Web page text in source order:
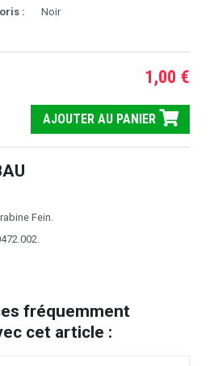
:
Noir
1,00 €
AJOUTER AU PANIER
Fein.
fréquemment
cet article :